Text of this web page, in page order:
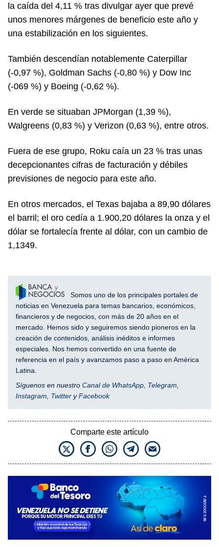
la caída del 4,11 % tras divulgar ayer que prevé
unos menores márgenes de beneficio este año y
una estabilización en los siguientes.
También descendían notablemente Caterpillar
(-0,97 %), Goldman Sachs (-0,80 %) y Dow Inc
(-069 %) y Boeing (-0,62 %).
En verde se situaban JPMorgan (1,39 %),
Walgreens (0,83 %) y Verizon (0,63 %), entre otros.
Fuera de ese grupo, Roku caía un 23 % tras unas
decepcionantes cifras de facturación y débiles
previsiones de negocio para este año.
En otros mercados, el Texas bajaba a 89,90 dólares
el barril; el oro cedía a 1.900,20 dólares la onza y el
dólar se fortalecía frente al dólar, con un cambio de
1,1349.
Somos uno de los principales portales de
noticias en Venezuela para temas bancarios, económicos,
financieros y de negocios, con más de 20 años en el
mercado. Hemos sido y seguiremos siendo pioneros en la
creación de contenidos, análisis inéditos e informes
especiales. Nos hemos convertido en una fuente de
referencia en el país y avanzamos paso a paso en América
Latina.
Síguenos en nuestro Canal de WhatsApp Telegram
Instagram
Twitter yFacebook
Comparte este artículo